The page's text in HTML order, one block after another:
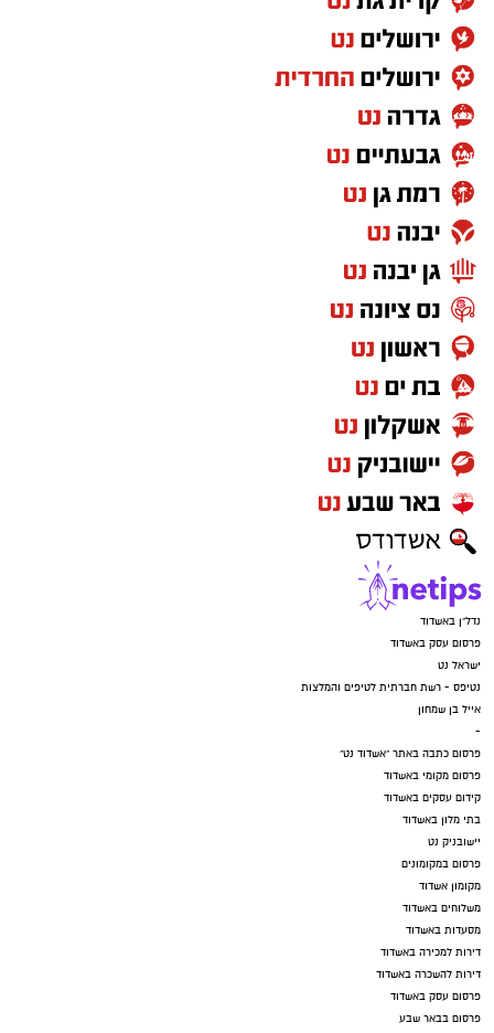
נדל"ן באשדוד
פרסום עסק באשדוד
ישראל נט
נטיפס - רשת חברתית לטיפים והמלצות
אייל בן שמחון
-
פרסום כתבה באתר "אשדוד נט"
פרסום מקומי באשדוד
קידום עסקים באשדוד
בתי מלון באשדוד
יישובניק נט
פרסום במקומונים
מקומון אשדוד
משלוחים באשדוד
מסעדות באשדוד
דירות למכירה באשדוד
דירות להשכרה באשדוד
פרסום עסק באשדוד
פרסום בבאר שבע